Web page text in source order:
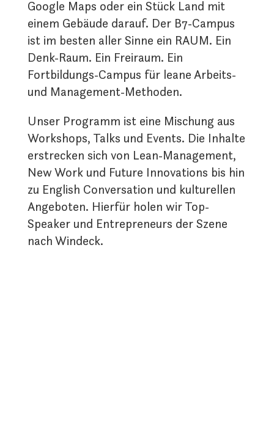
Google Maps oder ein Stück Land mit
einem Gebäude darauf. Der B7-Campus
ist im besten aller Sinne ein RAUM. Ein
Denk-Raum. Ein Freiraum. Ein
Fortbildungs-Campus für leane Arbeits-
und Management-Methoden.
Unser Programm ist eine Mischung aus
Workshops, Talks und Events. Die Inhalte
erstrecken sich von Lean-Management,
New Work und Future Innovations bis hin
zu English Conversation und kulturellen
Angeboten. Hierfür holen wir Top-
Speaker und Entrepreneurs der Szene
nach Windeck.